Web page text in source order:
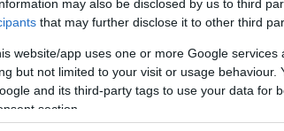
may also be disclosed by us to third
that may further disclose it to other third
website/app uses one or more Google
but not limited to your visit or usage behaviour.
and its third-party tags to use your data for
section.
Τώρα, οι εργαζόμενοι σε άλλες
France”», αναστενάζει η Βανέσα
εκπρόσωπος στην Ouest-France.
φοβούνται μήπως χάσουν τη